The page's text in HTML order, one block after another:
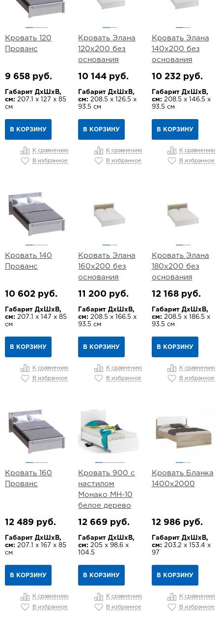
Кровать 120
Прованс
9 658 руб.
Габарит ДхШхВ,
см: 207.1 х 127 х 85
см
В КОРЗИНУ
К сравнению
В избранное
Кровать Элана
120х200 без
основания
10 144 руб.
Габарит ДхШхВ,
см: 208.5 х 126.5 х
93.5 см
В КОРЗИНУ
К сравнению
В избранное
Кровать Элана
140х200 без
основания
10 232 руб.
Габарит ДхШхВ,
см: 208.5 х 146.5 х
93.5 см
В КОРЗИНУ
К сравнению
В избранное
Кровать 140
Прованс
10 602 руб.
Габарит ДхШхВ,
см: 207.1 х 147 х 85
см
В КОРЗИНУ
К сравнению
В избранное
Кровать Элана
160х200 без
основания
11 200 руб.
Габарит ДхШхВ,
см: 208.5 х 166.5 х
93.5 см
В КОРЗИНУ
К сравнению
В избранное
Кровать Элана
180х200 без
основания
12 168 руб.
Габарит ДхШхВ,
см: 208.5 х 186.5 х
93.5 см
В КОРЗИНУ
К сравнению
В избранное
Кровать 160
Прованс
12 489 руб.
Габарит ДхШхВ,
см: 207.1 х 167 х 85
см
В КОРЗИНУ
К сравнению
В избранное
Кровать 900 с
настилом
Монако МН-10
белое дерево
12 669 руб.
Габарит ДхШхВ,
см: 205 х 98.6 х
104.5
В КОРЗИНУ
К сравнению
В избранное
Кровать Бланка
1400х2000
12 986 руб.
Габарит ДхШхВ,
см: 203.2 х 153.4 х
97
В КОРЗИНУ
К сравнению
В избранное